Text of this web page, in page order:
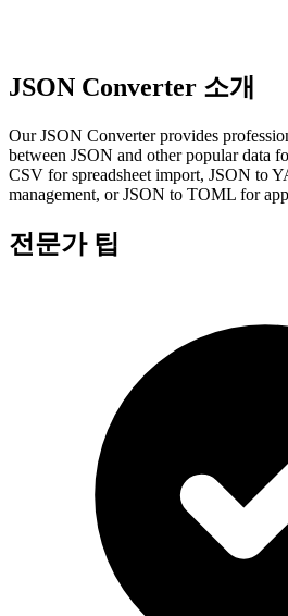
JSON Converter 소개
Our JSON Converter provides
between JSON and other popular data
CSV for spreadsheet import, JSON to
management, or JSON to TOML for
전문가 팁